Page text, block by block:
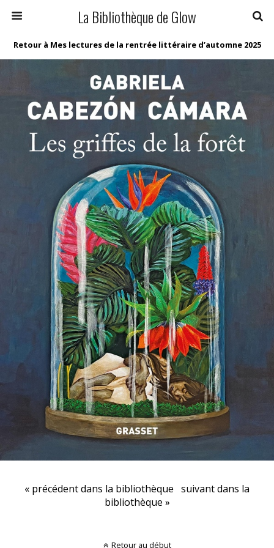
La Bibliothèque de Glow
Retour à Mes lectures de la rentrée littéraire d’automne 2025
« précédent dans la bibliothèque suivant dans la
bibliothèque »
Retour au début